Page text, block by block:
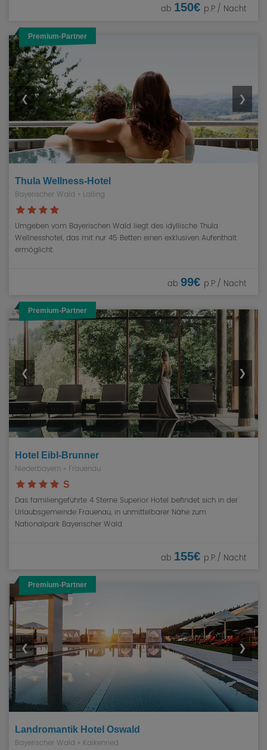
ab 150€ p.P./ Nacht
Premium-Partner
❮ ❯
Thula Wellness-Hotel
Bayerischer Wald » Lalling
Umgeben vom Bayerischen Wald liegt des idyllische Thula
Wellnesshotel, das mit nur 45 Betten einen exklusiven Aufenthalt
ermöglicht.
ab 99€ p.P./ Nacht
Premium-Partner
❮ ❯
Hotel Eibl-Brunner
Niederbayern » Frauenau
S
Das familiengeführte 4 Sterne Superior Hotel befindet sich in der
Urlaubsgemeinde Frauenau, in unmittelbarer Nähe zum
Nationalpark Bayerischer Wald.
ab 155€ p.P./ Nacht
Premium-Partner
❮ ❯
Landromantik Hotel Oswald
Bayerischer Wald » Kaikenried